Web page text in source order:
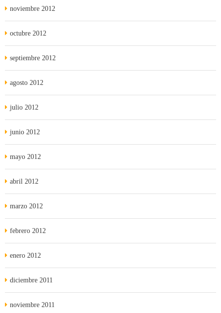
noviembre 2012
octubre 2012
septiembre 2012
agosto 2012
julio 2012
junio 2012
mayo 2012
abril 2012
marzo 2012
febrero 2012
enero 2012
diciembre 2011
noviembre 2011